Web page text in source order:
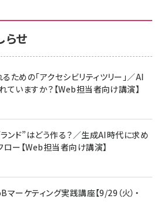
アンアン)2026/06/24号 No.2500増刊
ルエディション[王道エンタメの矜持／
あなたの恋と運命／山田涼介]
ト正規品 メーカー保証5年 KLMEA128G
ガラスフィルム iPhone 17 用 保護フィ
イド枠付き いPhone17 (6.3インチ) 対応
ト DSP25F1698
】Amazon Fire TV Stick HD | 手軽にスト
Soundcore P31i (Bluetooth 6.1) 【完
ヤレスイヤホン/アクティブノイズキャンセリ
ルチポイント接続 / 最大50時間再生 / PSE
ト正規品 メーカー保証5年 KLMEA128G
eギフトカード - Amazonロゴ - クラ
ル Anker絡まないケーブル 240W 結束バン
/ 15 / Galaxy iPad Pro MacBook
各種対応 (1.8m ミッドナイトブラック)
らせ
ための「アクセシビリティツリー」／AI
ていますか？【Web担当者向け講演】
ンド”はどう作る？／生成AI時代に求め
ー【Web担当者向け講演】
ーケティング実践講座【9/29（火）・